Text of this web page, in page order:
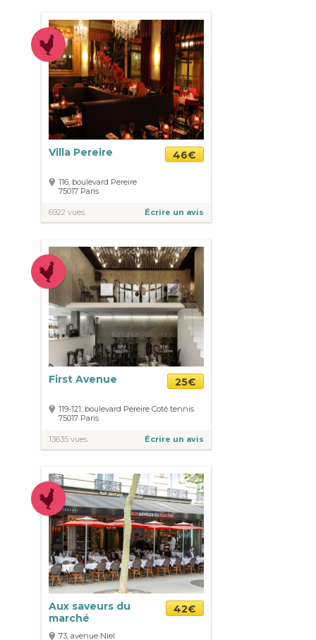
Villa Pereire 46€
116, boulevard Pereire
75017 Paris
6922 vues Écrire un avis
First Avenue 25€
119-121, boulevard Pereire Coté tennis
75017 Paris
13635 vues Écrire un avis
Aux saveurs du
marché
42€
73, avenue Niel